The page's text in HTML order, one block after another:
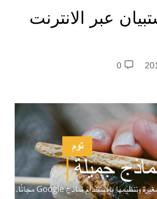
عبر الانترنت
0